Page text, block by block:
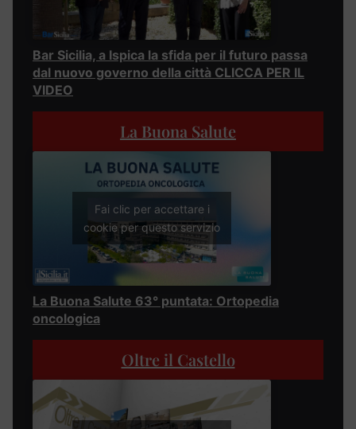
Bar Sicilia, a Ispica la sfida per il futuro passa
dal nuovo governo della città CLICCA PER IL
VIDEO
La Buona Salute
Fai clic per accettare i
cookie per questo servizio
La Buona Salute 63° puntata: Ortopedia
oncologica
Oltre il Castello